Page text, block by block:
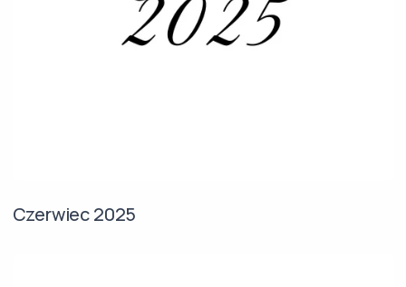
Czerwiec 2025